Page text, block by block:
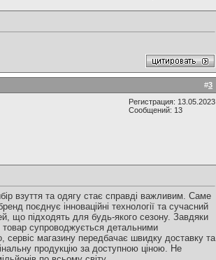
#3
Регистрация: 13.05.2023
Сообщений: 13
взуття та одягу стає справді важливим. Саме
поєднує інноваційні технології та сучасний
що підходять для будь-якого сезону. Завдяки
товар супроводжується детальними
магазину передбачає швидку доставку та
продукцію за доступною ціною. Не